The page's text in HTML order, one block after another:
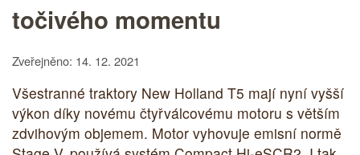
točivého momentu
Zveřejněno: 14. 12. 2021
Všestranné traktory New Holland T5 mají nyní vyšší
výkon díky novému čtyřválcovému motoru s větším
zdvihovým objemem. Motor vyhovuje emisní normě